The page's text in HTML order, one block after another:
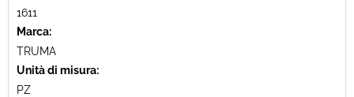
1611
Marca:
TRUMA
Unità di misura:
PZ